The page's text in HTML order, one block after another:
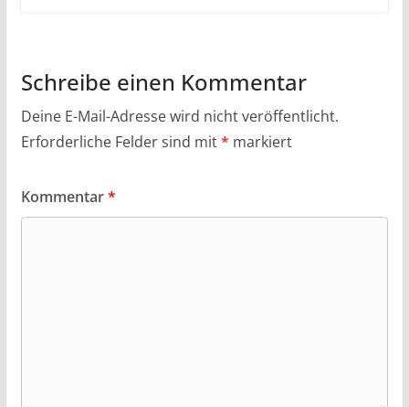
Schreibe einen Kommentar
Deine E-Mail-Adresse wird nicht veröffentlicht.
Erforderliche Felder sind mit* markiert
Kommentar*